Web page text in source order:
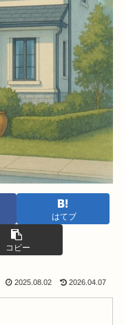
はてブ
コピー
2025.08.02 2026.04.07